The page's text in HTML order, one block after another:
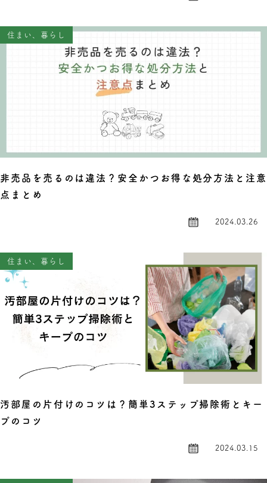
住まい、暮らし
非売品を売るのは違法？安全かつお得な処分方法と注意
点まとめ
2024.03.26
住まい、暮らし
汚部屋の片付けのコツは？簡単3ステップ掃除術とキー
プのコツ
2024.03.15